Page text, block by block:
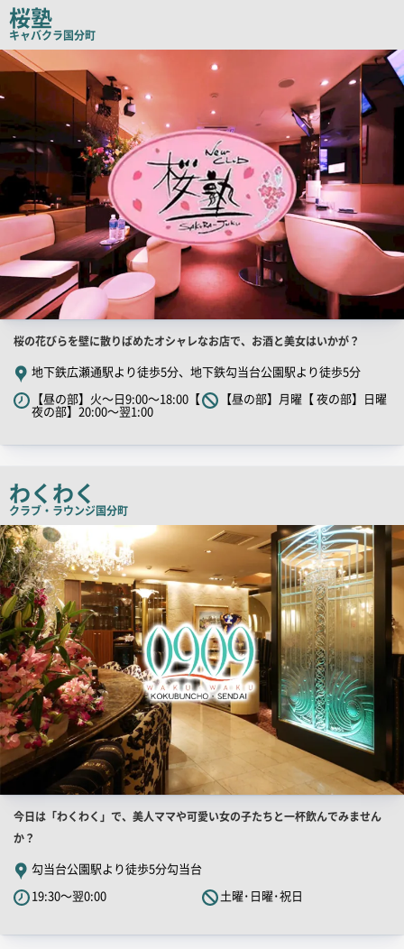
コ
ピ
ー
桜塾
キャバクラ国分町
店
舗
画
像
店
舗
PR
キ
ッ
コ
ピ
ー
桜の花びらを壁に散りばめたオシャレなお店で、お酒と美女はいかが？
地下鉄広瀬通駅より徒歩5分、地下鉄勾当台公園駅より徒歩5分
【昼の部】火～日9:00～18:00【
夜の部】20:00～翌1:00
【昼の部】月曜【 夜の部】日曜
わくわく
クラブ・ラウンジ国分町
店
舗
PR
画
像
店
舗
PR
キ
ャ
今日は「わくわく」で、美人ママや可愛い女の子たちと一杯飲んでみません
か？
勾当台公園駅より徒歩5分勾当台
19:30～翌0:00
土曜･日曜･祝日